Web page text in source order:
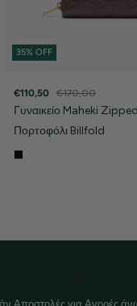
35% OFF
€110,50 €170,00
Γυναικείο Maheki
Πορτοφόλι Billfold